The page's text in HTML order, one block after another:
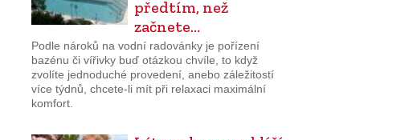
předtím, než
začnete…
Podle nároků na vodní radovánky je pořízení
bazénu či vířivky buď otázkou chvíle, to když
zvolíte jednoduché provedení, anebo záležitostí
více týdnů, chcete-li mít při relaxaci maximální
komfort.